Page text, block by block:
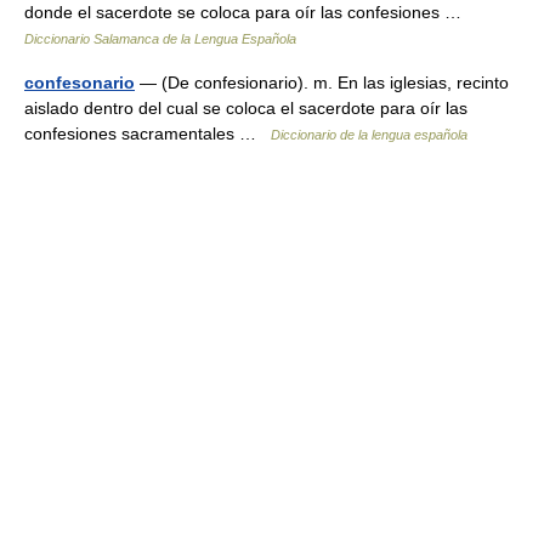
donde el sacerdote se coloca para oír las confesiones …
Diccionario Salamanca de la Lengua Española
confesonario — (De confesionario). m. En las iglesias, recinto
aislado dentro del cual se coloca el sacerdote para oír las
confesiones sacramentales …
Diccionario de la lengua española